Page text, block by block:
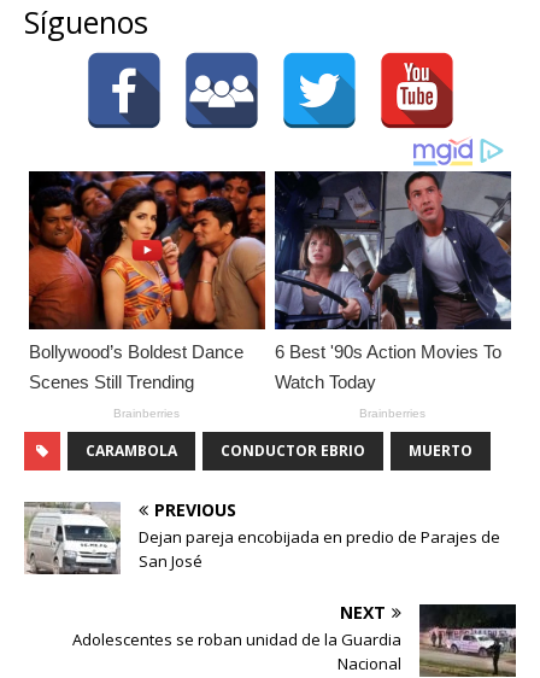
Síguenos
CARAMBOLA CONDUCTOR EBRIO MUERTO
PREVIOUS
Dejan pareja encobijada en predio de Parajes de
San José
NEXT
Adolescentes se roban unidad de la Guardia
Nacional